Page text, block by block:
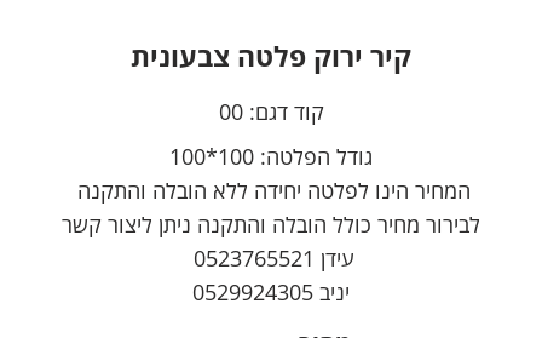
קיר ירוק פלטה צבעונית
קוד דגם:00
גודל הפלטה: 100*100
המחיר הינו לפלטה יחידה ללא הובלה והתקנה
לבירור מחיר כולל הובלה והתקנה ניתן ליצור קשר
עידן 0523765521
יניב 0529924305